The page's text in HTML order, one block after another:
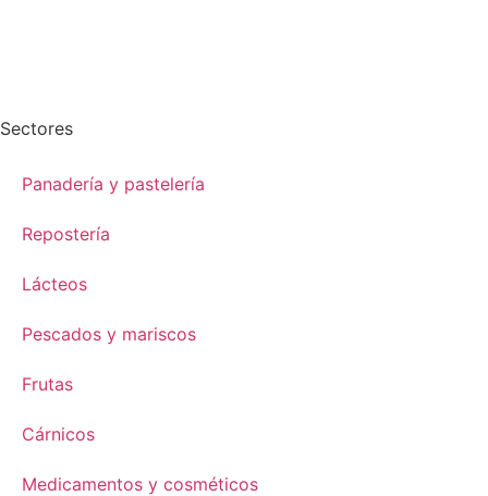
Sectores
Panadería y pastelería
Repostería
Lácteos
Pescados y mariscos
Frutas
Cárnicos
Medicamentos y cosméticos